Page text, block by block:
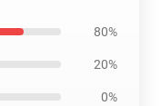
80%
20%
0%